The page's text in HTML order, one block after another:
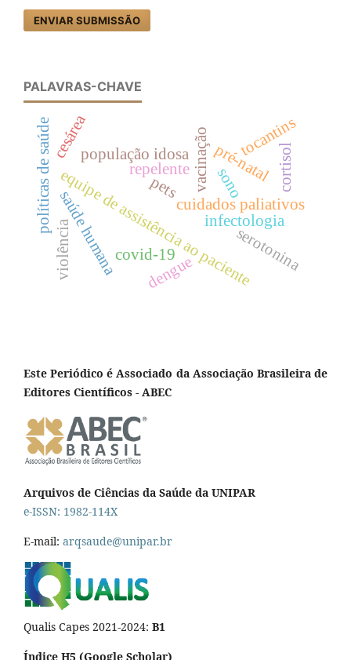
ENVIAR SUBMISSÃO
PALAVRAS-CHAVE
equipe de assistência ao paciente
cuidados paliativos
políticas de saúde vacinação
covid-19
população idosa
infectologia
sono
repelente
saúde humana
pré-natal
violência dengue
tocantins
serotonina
cortisol
pets
cesárea
Este Periódico é Associado da Associação Brasileira de
Editores Científicos - ABEC
Arquivos de Ciências da Saúde da UNIPAR
e-ISSN: 1982-114X
E-mail: arqsaude@unipar.br
Qualis Capes 2021-2024: B1
Índice H5 (Google Scholar)